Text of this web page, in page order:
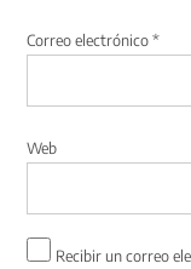
Correo electrónico*
Web
Recibir un correo